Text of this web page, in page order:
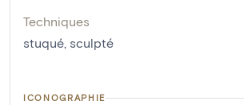
Techniques
stuqué, sculpté
ICONOGRAPHIE